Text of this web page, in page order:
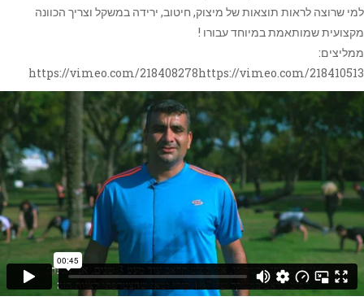
למי שרוצה לראות תוצאות של מיצוק, חיטוב, ירידה במשקל וצריך הכוונה
מקצועית שמותאמת במיוחד עבורו !
ממליצים:
https://vimeo.com/218408278https://vimeo.com/218410513